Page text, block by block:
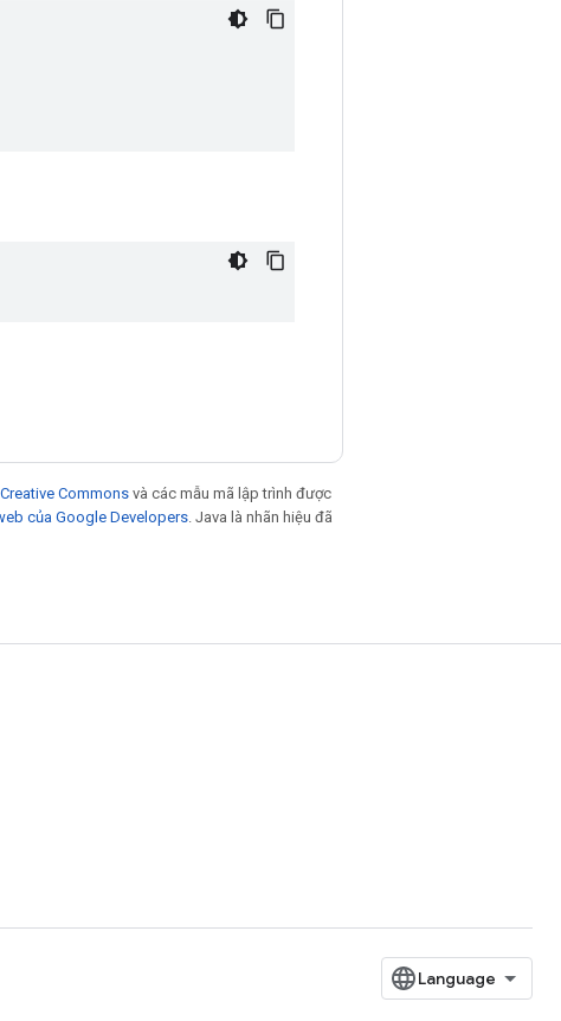
Commons và các mẫu mã lập trình được
của Google Developers . Java là nhãn hiệu đã